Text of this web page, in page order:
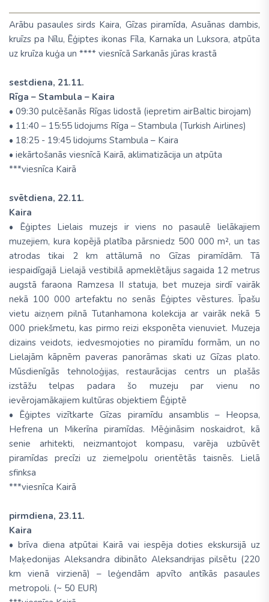
Arābu pasaules sirds Kaira, Gīzas piramīda, Asuānas dambis,
kruīzs pa Nīlu, Ēģiptes ikonas Fīla, Karnaka un Luksora, atpūta
uz kruīza kuģa un **** viesnīcā Sarkanās jūras krastā
sestdiena, 21.11.
Rīga – Stambula – Kaira
• 09:30 pulcēšanās Rīgas lidostā (iepretim airBaltic birojam)
• 11:40 – 15:55 lidojums Rīga – Stambula (Turkish Airlines)
• 18:25 - 19:45 lidojums Stambula – Kaira
• iekārtošanās viesnīcā Kairā, aklimatizācija un atpūta
***viesnīca Kairā
svētdiena, 22.11.
Kaira
• Ēģiptes Lielais muzejs ir viens no pasaulē lielākajiem
muzejiem, kura kopējā platība pārsniedz 500 000 m², un tas
atrodas tikai 2 km attālumā no Gīzas piramīdām. Tā
iespaidīgajā Lielajā vestibilā apmeklētājus sagaida 12 metrus
augstā faraona Ramzesa II statuja, bet muzeja sirdī vairāk
nekā 100 000 artefaktu no senās Ēģiptes vēstures. Īpašu
vietu aizņem pilnā Tutanhamona kolekcija ar vairāk nekā 5
000 priekšmetu, kas pirmo reizi eksponēta vienuviet. Muzeja
dizains veidots, iedvesmojoties no piramīdu formām, un no
Lielajām kāpnēm paveras panorāmas skati uz Gīzas plato.
Mūsdienīgās tehnoloģijas, restaurācijas centrs un plašās
izstāžu telpas padara šo muzeju par vienu no
ievērojamākajiem kultūras objektiem Ēģiptē
• Ēģiptes vizītkarte Gīzas piramīdu ansamblis – Heopsa,
Hefrena un Mikerīna piramīdas. Mēģināsim noskaidrot, kā
senie arhitekti, neizmantojot kompasu, varēja uzbūvēt
piramīdas precīzi uz ziemeļpolu orientētās taisnēs. Lielā
sfinksa
***viesnīca Kairā
pirmdiena, 23.11.
Kaira
• brīva diena atpūtai Kairā vai iespēja doties ekskursijā uz
Maķedonijas Aleksandra dibināto Aleksandrijas pilsētu (220
km vienā virzienā) – leģendām apvīto antīkās pasaules
metropoli. (~ 50 EUR)